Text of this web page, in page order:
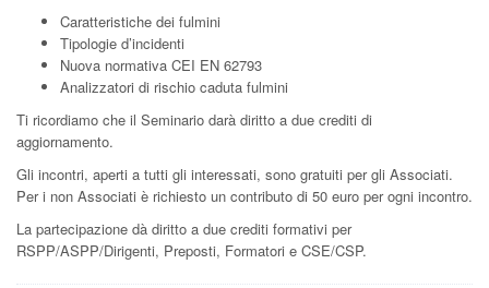
Caratteristiche dei fulmini
Tipologie d’incidenti
Nuova normativa CEI EN 62793
Analizzatori di rischio caduta fulmini
Ti ricordiamo che il Seminario darà diritto a due crediti di
aggiornamento.
Gli incontri, aperti a tutti gli interessati, sono gratuiti per gli Associati.
Per i non Associati è richiesto un contributo di 50 euro per ogni incontro.
La partecipazione dà diritto a due crediti formativi per
RSPP/ASPP/Dirigenti, Preposti, Formatori e CSE/CSP.